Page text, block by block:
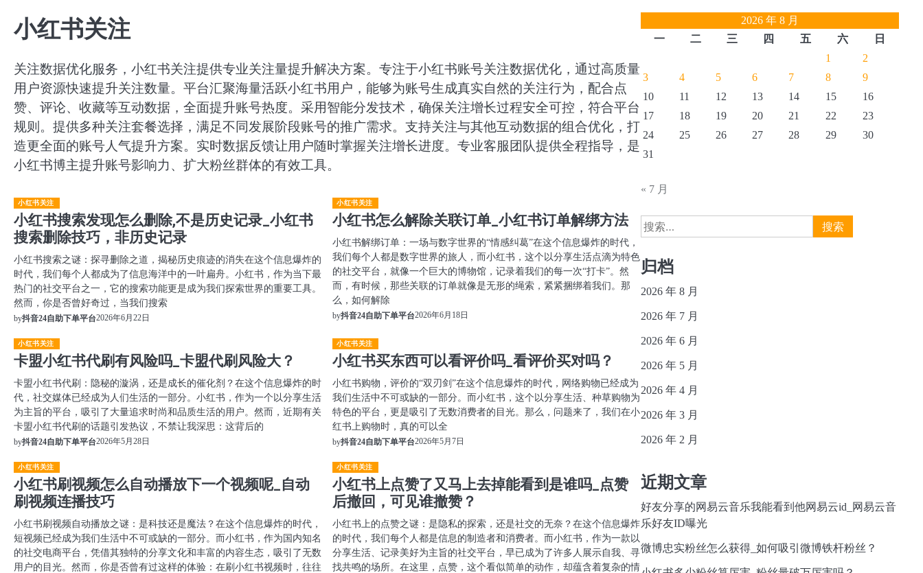
小红书关注
关注数据优化服务，小红书关注提供专业关注量提升解决方案。专注于小红书账号关注数据优化，通过高质量
用户资源快速提升关注数量。平台汇聚海量活跃小红书用户，能够为账号生成真实自然的关注行为，配合点
赞、评论、收藏等互动数据，全面提升账号热度。采用智能分发技术，确保关注增长过程安全可控，符合平台
规则。提供多种关注套餐选择，满足不同发展阶段账号的推广需求。支持关注与其他互动数据的组合优化，打
造更全面的账号人气提升方案。实时数据反馈让用户随时掌握关注增长进度。专业客服团队提供全程指导，是
小红书博主提升账号影响力、扩大粉丝群体的有效工具。
小红书关注
小红书搜索发现怎么删除,不是历史记录_小红书
搜索删除技巧，非历史记录
小红书搜索之谜：探寻删除之道，揭秘历史痕迹的消失在这个信息爆炸的
时代，我们每个人都成为了信息海洋中的一叶扁舟。小红书，作为当下最
热门的社交平台之一，它的搜索功能更是成为我们探索世界的重要工具。
然而，你是否曾好奇过，当我们搜索
by抖音24自助下单平台2026年6月22日
小红书关注
小红书怎么解除关联订单_小红书订单解绑方法
小红书解绑订单：一场与数字世界的“情感纠葛”在这个信息爆炸的时代，
我们每个人都是数字世界的旅人，而小红书，这个以分享生活点滴为特色
的社交平台，就像一个巨大的博物馆，记录着我们的每一次“打卡”。然
而，有时候，那些关联的订单就像是无形的绳索，紧紧捆绑着我们。那
么，如何解除
by抖音24自助下单平台2026年6月18日
小红书关注
卡盟小红书代刷有风险吗_卡盟代刷风险大？
卡盟小红书代刷：隐秘的漩涡，还是成长的催化剂？在这个信息爆炸的时
代，社交媒体已经成为人们生活的一部分。小红书，作为一个以分享生活
为主旨的平台，吸引了大量追求时尚和品质生活的用户。然而，近期有关
卡盟小红书代刷的话题引发热议，不禁让我深思：这背后的
by抖音24自助下单平台2026年5月28日
小红书关注
小红书买东西可以看评价吗_看评价买对吗？
小红书购物，评价的“双刃剑”在这个信息爆炸的时代，网络购物已经成为
我们生活中不可或缺的一部分。而小红书，这个以分享生活、种草购物为
特色的平台，更是吸引了无数消费者的目光。那么，问题来了，我们在小
红书上购物时，真的可以全
by抖音24自助下单平台2026年5月7日
小红书关注
小红书刷视频怎么自动播放下一个视频呢_自动
刷视频连播技巧
小红书刷视频自动播放之谜：是科技还是魔法？在这个信息爆炸的时代，
短视频已经成为我们生活中不可或缺的一部分。而小红书，作为国内知名
的社交电商平台，凭借其独特的分享文化和丰富的内容生态，吸引了无数
用户的目光。然而，你是否曾有过这样的体验：在刷小红书视频时，往往
小红书关注
小红书上点赞了又马上去掉能看到是谁吗_点赞
后撤回，可见谁撤赞？
小红书上的点赞之谜：是隐私的探索，还是社交的无奈？在这个信息爆炸
的时代，我们每个人都是信息的制造者和消费者。而小红书，作为一款以
分享生活、记录美好为主旨的社交平台，早已成为了许多人展示自我、寻
找共鸣的场所。在这里，点赞，这个看似简单的动作，却蕴含着复杂的情
2026 年 8 月
一
二 三 四 五 六
日
1
2
3
4 5 6 7 8
9
10
11 12 13 14 15
16
17
18 19 20 21 22
23
24
25 26 27 28 29
30
31
« 7 月
搜
索：
归档
2026 年 8 月
2026 年 7 月
2026 年 6 月
2026 年 5 月
2026 年 4 月
2026 年 3 月
2026 年 2 月
近期文章
好友分享的网易云音乐我能看到他网易云id_网易云音
乐好友ID曝光
微博忠实粉丝怎么获得_如何吸引微博铁杆粉丝？